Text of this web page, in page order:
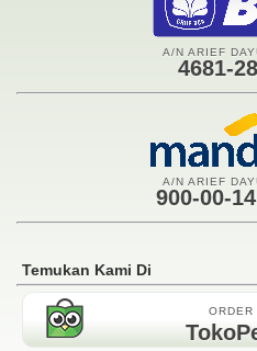
A/N ARIEF
4681-
A/N ARIEF
900-00-
Temukan Kami Di
ORDER